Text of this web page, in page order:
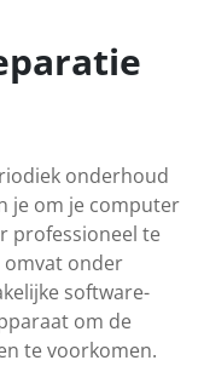
onderhoud
je om je computer
professioneel te
onder
software-
om de
te voorkomen.